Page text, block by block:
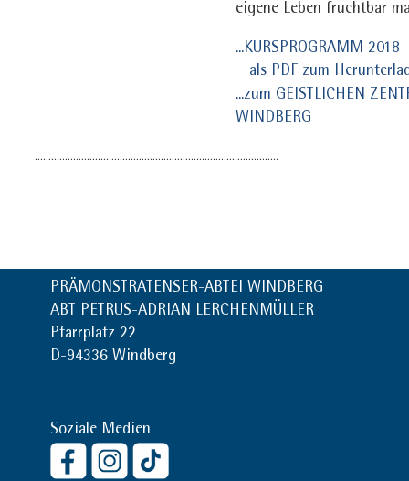
eigene Leben fruchtbar
...KURSPROGRAMM 2018
als PDF zum
...zum GEISTLICHEN
WINDBERG
.........................................................................................
PRÄMONSTRATENSER-ABTEI WINDBERG
ABT PETRUS-ADRIAN LERCHENMÜLLER
Pfarrplatz 22
D-94336 Windberg
Soziale Medien